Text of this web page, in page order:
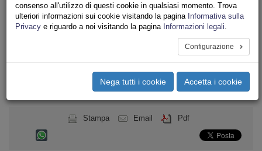
Privacy
TRASPORTI
navigation
Toggle
Stampa Email Pdf
consenso all'utilizzo di questi cookie in qualsiasi momento. Trova
ulteriori informazioni sui cookie visitando la pagina Informativa sulla
Privacy e riguardo a noi visitando la pagina Informazioni legali.
Configurazione
Nega tutti i cookie Accetta i cookie